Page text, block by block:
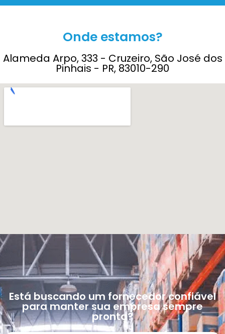
Onde estamos?
Alameda Arpo, 333 - Cruzeiro, São José dos
Pinhais - PR, 83010-290
Está buscando um fornecedor confiável
para manter sua empresa sempre
pronta?